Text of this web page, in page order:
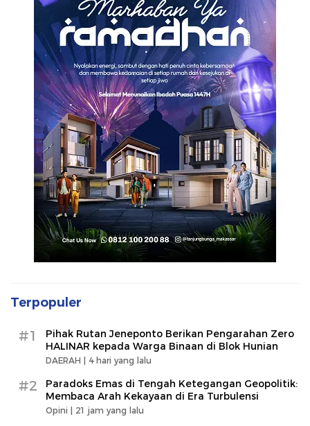
Terpopuler
#1
Pihak Rutan Jeneponto Berikan Pengarahan Zero
HALINAR kepada Warga Binaan di Blok Hunian
DAERAH | 4 hari yang lalu
#2
Paradoks Emas di Tengah Ketegangan Geopolitik:
Membaca Arah Kekayaan di Era Turbulensi
Opini | 21 jam yang lalu